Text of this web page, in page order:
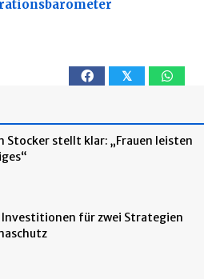
𝕏
Stocker stellt klar: „Frauen leisten
Investitionen für zwei Strategien